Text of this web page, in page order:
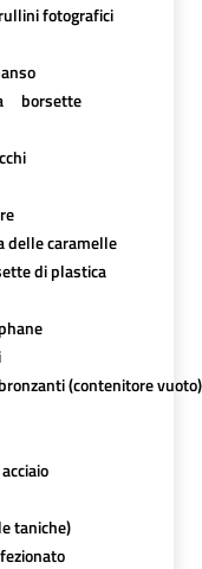
fotografici
borsette
delle caramelle
di plastica
(contenitore vuoto)
taniche)